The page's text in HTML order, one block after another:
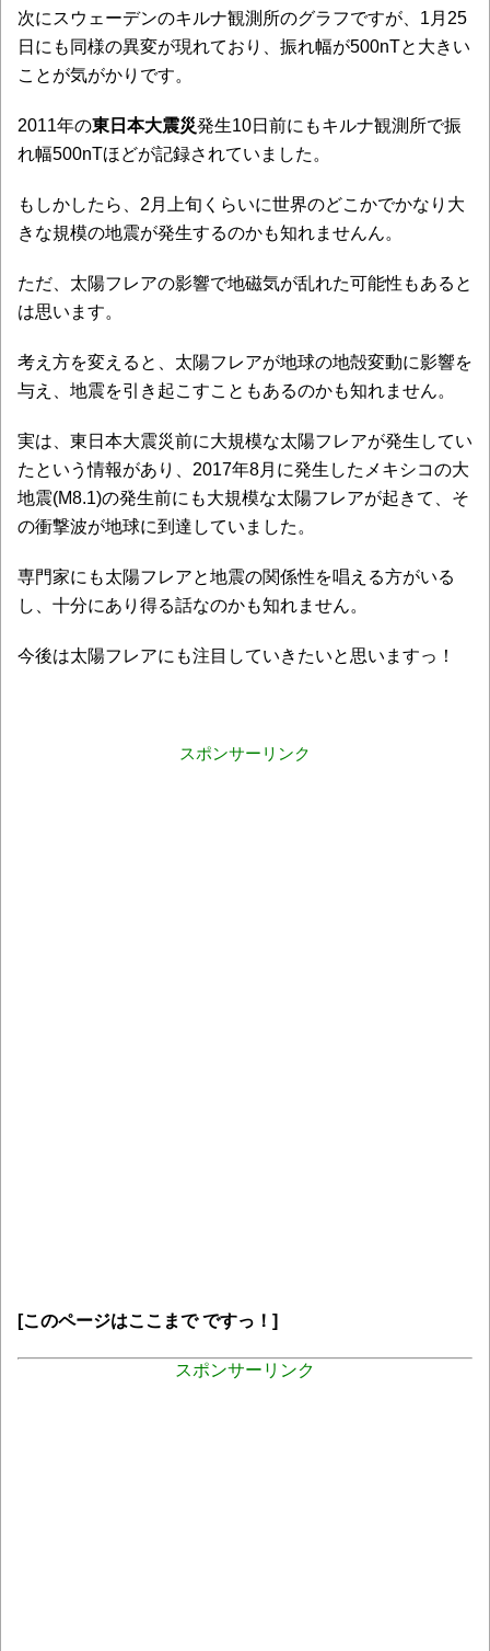
次にスウェーデンのキルナ観測所のグラフですが、1月25
日にも同様の異変が現れており、振れ幅が500nTと大きい
ことが気がかりです。
2011年の東日本大震災発生10日前にもキルナ観測所で振
れ幅500nTほどが記録されていました。
もしかしたら、2月上旬くらいに世界のどこかでかなり大
きな規模の地震が発生するのかも知れませんん。
ただ、太陽フレアの影響で地磁気が乱れた可能性もあると
は思います。
考え方を変えると、太陽フレアが地球の地殻変動に影響を
与え、地震を引き起こすこともあるのかも知れません。
実は、東日本大震災前に大規模な太陽フレアが発生してい
たという情報があり、2017年8月に発生したメキシコの大
地震(M8.1)の発生前にも大規模な太陽フレアが起きて、そ
の衝撃波が地球に到達していました。
専門家にも太陽フレアと地震の関係性を唱える方がいる
し、十分にあり得る話なのかも知れません。
今後は太陽フレアにも注目していきたいと思いますっ！
スポンサーリンク
[このページはここまで ですっ！]
スポンサーリンク